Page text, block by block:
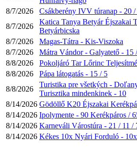
8/7/2026
Csákberény IVV túranap - 20
8/7/2026
Katica Tanya Betyár Éjszakai
Betyárbicska
8/7/2026
Magas-Tátra - Kis-Viszoka
8/7/2026
Mátra Vándor - Galyatető - 15
8/8/2026
Pokoljáró Tar Lőrinc
8/8/2026
Pápa látogatás - 15 / 5
8/8/2026
Turistika pre všetkých -
Turisztika mindenkinek - 10
8/14/2026 Gödöllő K20 Éjszakai
8/14/2026 Ipolymente - 90 Kerékpáros /
8/14/2026 Karneváli Várostúra - 21 / 11 /
8/14/2026 Kékes 10x Nyári Forduló -